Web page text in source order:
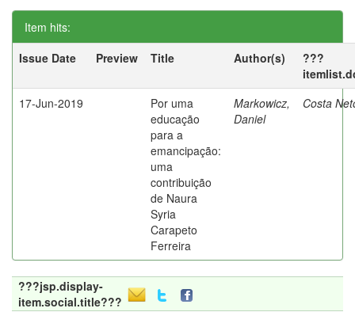
Item hits:
Issue Date
Preview Title Author(s)
???
17-Jun-2019
Por uma
educação
para a
emancipação:
uma
contribuição
de Naura
Syria
Carapeto
Ferreira
Markowicz,
Daniel
Costa
???jsp.display-
item.social.title???